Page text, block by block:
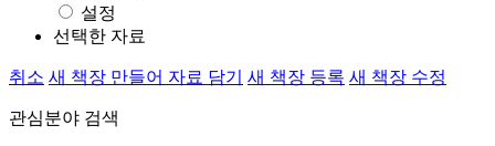
설정
선택한 자료
취소 새 책장 만들어 자료 담기 새 책장 등록 새 책장 수정
관심분야 검색